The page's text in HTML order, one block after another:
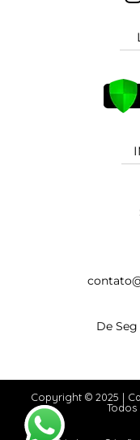
De Seg
Copyright © 2025 |